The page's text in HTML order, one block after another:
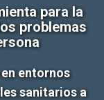
para la
problemas
entornos
sanitarios a